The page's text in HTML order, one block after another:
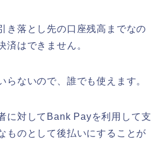
き落とし先の口座残高までなの
済はできません。
らないので、誰でも使えます。
に対してBank Payを利用して支
ものとして後払いにすることが